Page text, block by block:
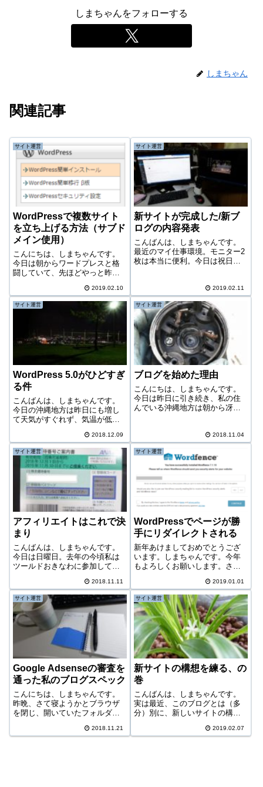
しまちゃんをフォローする
しまちゃん
関連記事
サイト運営
WordPressで複数サイト
を立ち上げる方法（サブド
メイン使用）
こんにちは、しまちゃんです。
今日は朝からワードプレスと格
闘していて、先ほどやっと昨日
の構築に成功した。結論から言
えば、昨日と今日あれだけ時間
をかけて試していた方法はうま
くいかず、というか試行錯誤の
2019.02.10
サイト運営
新サイトが完成した/新ブ
ログの内容発表
こんばんは、しまちゃんです。
最近のマイ仕事環境。モニター2
枚は本当に便利。今日は祝日、
から油断してゆっくりと起きた
らもう11時半となっていた。ち
ょっと体調もあまり良くない。
平日であれば...
2019.02.11
サイト運営
WordPress 5.0がひどすぎ
る件
こんばんは、しまちゃんです。
今日の沖縄地方は昨日にも増し
て天気がすぐれず、気温が低い
だりの天気だった。那覇市 20時
頃今日の予定は30%の確率で昨
日のエアーフェスタのリベン
ジ、70%の確率で映画を見に行
くことだっ...
2018.12.09
サイト運営
ブログを始めた理由
こんにちは、しまちゃんです。
今日は昨日に引き続き、私の住
んでいる沖縄地方は朝から冴え
た理由を話しておきたい。ま
た、始めるにあたり必ず守りた
いことも書いてみる。ブログ開
設の理由自分の経験...
2018.11.04
サイト運営
アフィリエイトはこれで決
まり
こんばんは、しまちゃんです。
今日は日曜日。去年の今頃私は
ツールドおきなわに参加してい
ってカチャカチャと忙しい。知
識は増えるが体力はどんどんな
くなってゆく。昨日、家にANA
の株主優待が届いた。ANAの飛
行機に優待価...
2018.11.11
サイト運営
WordPressでページが勝
手にリダイレクトされる
新年あけましておめでとうござ
います。しまちゃんです。今年
もよろしくお願いします。さ
何もしていない。昼前に起きて
ダラダラとネットをして過ごし
ている。これぞまさに「寝正
月」。まあいつも正月はこんな
感じ。大晦日はだいた...
2019.01.01
サイト運営
Google Adsenseの審査を
通った私のブログスペック
こんにちは、しまちゃんです。
昨晩、さて寝ようかとブラウザ
を閉じ、開いていたフォルダを
ら1通のメールに目が留まった。
2018.11.21
サイト運営
新サイトの構想を練る、の
巻
こんばんは、しまちゃんです。
実は最近、このブログとは（多
分）別に、新しいサイトの構想
ここ2～3日の話だけど。内容的
2019.02.07